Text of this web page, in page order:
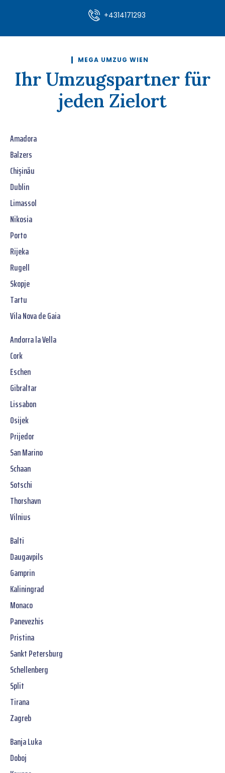
+4314171293
MEGA UMZUG WIEN
Ihr Umzugspartner für
jeden Zielort
Amadora
Balzers
Chișinău
Dublin
Limassol
Nikosia
Porto
Rijeka
Rugell
Skopje
Tartu
Vila Nova de Gaia
Andorra la Vella
Cork
Eschen
Gibraltar
Lissabon
Osijek
Prijedor
San Marino
Schaan
Sotschi
Thorshavn
Vilnius
Balti
Daugavpils
Gamprin
Kaliningrad
Monaco
Panevezhis
Pristina
Sankt Petersburg
Schellenberg
Split
Tirana
Zagreb
Banja Luka
Doboj